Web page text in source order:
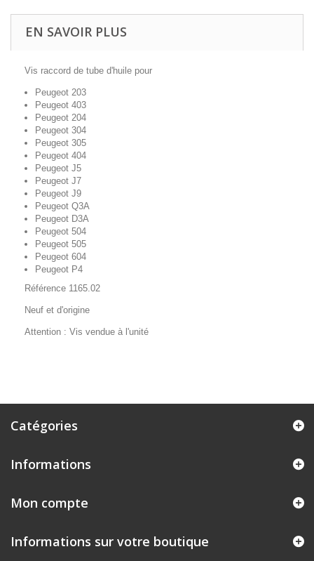
EN SAVOIR PLUS
Vis raccord de tube d'huile pour
Peugeot 203
Peugeot 403
Peugeot 204
Peugeot 304
Peugeot 305
Peugeot 404
Peugeot J5
Peugeot J7
Peugeot J9
Peugeot Q3A
Peugeot D3A
Peugeot 504
Peugeot 505
Peugeot 604
Peugeot P4
Référence 1165.02
Neuf et d'origine
Attention : Vis vendue à l'unité
Catégories
Informations
Mon compte
Informations sur votre boutique